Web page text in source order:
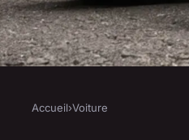
Accueil›Voiture